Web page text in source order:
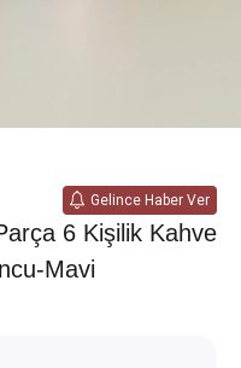
Gelince Haber Ver
6 Kişilik Kahve
Mavi